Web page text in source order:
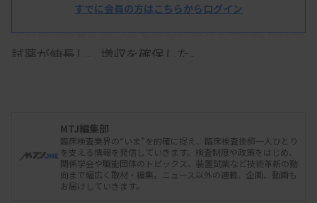
（1.4％増）。新型コロナウイルス関連製品の減収
や為替の影響があったものの、海外を中心に神経系
試薬が伸長し、増収を確保した。
的とした体外診断薬が貢献。血液検体により217位
リン酸化タウ蛋白（pTau217）とβ-アミロイド1-42
の比率を測定する検査試薬で、日本や欧州では年内
に申請を予定している。このほかでも市場展開を準
すでに会員の方はこちらからログイン
MTJ編集部
臨床検査業界の“いま”を的確に捉え、臨床検査技師一人ひとり
を支える情報を発信していきます。検査制度や政策をはじめ、
関係学会や職能団体のトピックス、装置試薬など技術革新の動
向まで幅広く取材・編集。ニュース以外の連載、企画、動画も
お届けしていきます。